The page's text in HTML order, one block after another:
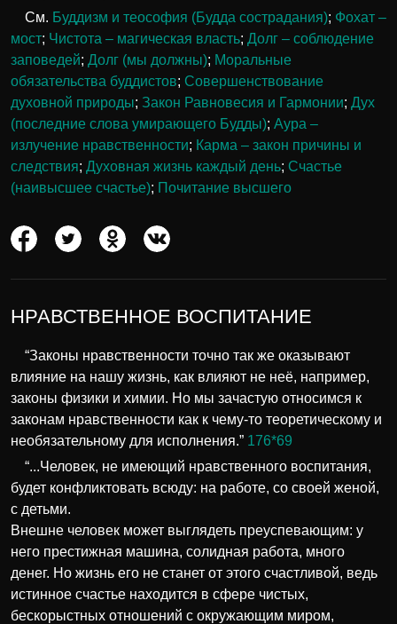
См. Буддизм и теософия (Будда сострадания); Фохат –
мост; Чистота – магическая власть; Долг – соблюдение
заповедей; Долг (мы должны); Моральные
обязательства буддистов; Совершенствование
духовной природы; Закон Равновесия и Гармонии; Дух
(последние слова умирающего Будды); Аура –
излучение нравственности; Карма – закон причины и
следствия; Духовная жизнь каждый день; Счастье
(наивысшее счастье); Почитание высшего
НРАВСТВЕННОЕ ВОСПИТАНИЕ
“Законы нравственности точно так же оказывают
влияние на нашу жизнь, как влияют не неё, например,
законы физики и химии. Но мы зачастую относимся к
законам нравственности как к чему-то теоретическому и
необязательному для исполнения.” 176*69
“...Человек, не имеющий нравственного воспитания,
будет конфликтовать всюду: на работе, со своей женой,
с детьми.
Внешне человек может выглядеть преуспевающим: у
него престижная машина, солидная работа, много
денег. Но жизнь его не станет от этого счастливой, ведь
истинное счастье находится в сфере чистых,
бескорыстных отношений с окружающим миром,